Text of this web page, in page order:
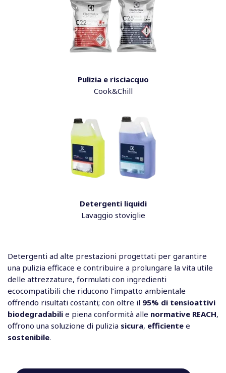
Pulizia e risciacquo
Cook&Chill
Detergenti liquidi
Lavaggio stoviglie
Detergenti ad alte prestazioni progettati per garantire
una pulizia efficace e contribuire a prolungare la vita utile
delle attrezzature, formulati con ingredienti
ecocompatibili che riducono l’impatto ambientale
offrendo risultati costanti; con oltre il 95% di tensioattivi
biodegradabili e piena conformità alle normative REACH,
offrono una soluzione di pulizia sicura, efficiente e
sostenibile.